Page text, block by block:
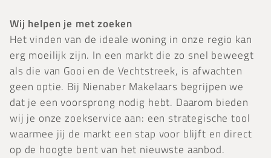
Wij helpen je met zoeken
Het vinden van de ideale woning in onze regio kan
erg moeilijk zijn. In een markt die zo snel beweegt
als die van Gooi en de Vechtstreek, is afwachten
geen optie. Bij Nienaber Makelaars begrijpen we
dat je een voorsprong nodig hebt. Daarom bieden
wij je onze zoekservice aan: een strategische tool
waarmee jij de markt een stap voor blijft en direct
op de hoogte bent van het nieuwste aanbod.